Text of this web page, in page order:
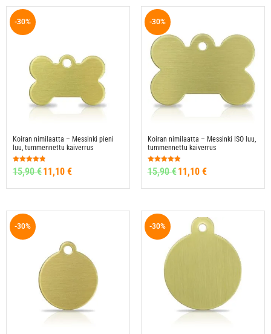
-30%
Koiran nimilaatta – Messinki pieni
luu, tummennettu kaiverrus
Arvostelu
tuotteesta:
15,90€11,10 €
-30%
Koiran nimilaatta – Messinki ISO luu,
tummennettu kaiverrus
Arvostelu
tuotteesta:
15,90€11,10 €
-30% -30%